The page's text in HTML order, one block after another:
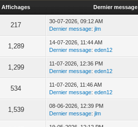
Affichages Dernier message
217
30-07-2026, 09:12 AM
Dernier message:jlm
1,289
14-07-2026, 11:44 AM
Dernier message:eden12
1,299
11-07-2026, 12:36 PM
Dernier message:eden12
534
11-07-2026, 11:46 AM
Dernier message:eden12
1,539
08-06-2026, 12:39 PM
Dernier message:jlm